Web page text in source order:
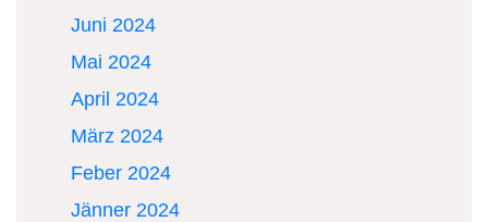
Juni 2024
Mai 2024
April 2024
März 2024
Feber 2024
Jänner 2024